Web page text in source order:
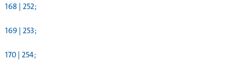
168 | 252;
169 | 253;
170 | 254;